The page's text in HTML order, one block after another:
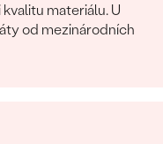
materiálu. U
od mezinárodních